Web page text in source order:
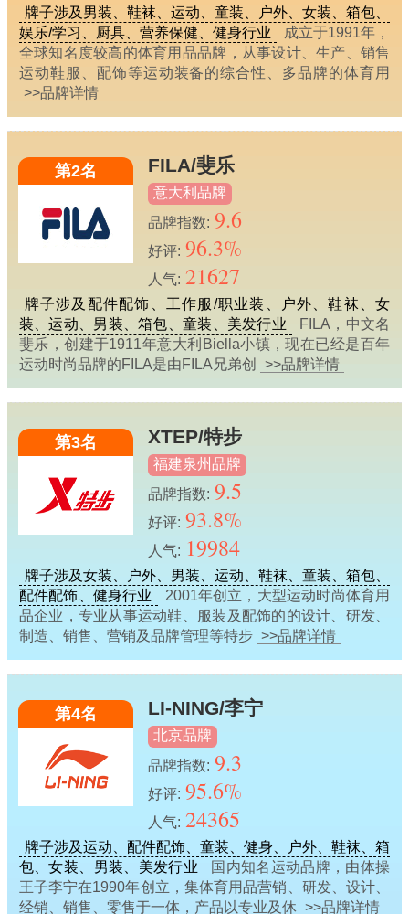
牌子涉及男装、鞋袜、运动、童装、户外、女装、箱包、
娱乐/学习、厨具、营养保健、健身行业
成立于1991年，
全球知名度较高的体育用品品牌，从事设计、生产、销售
运动鞋服、配饰等运动装备的综合性、多品牌的体育用
>>品牌详情
第2名 FILA/斐乐
意大利品牌
品牌指数: 9.6
好评: 96.3%
人气: 21627
牌子涉及配件配饰、工作服/职业装、户外、鞋袜、女
装、运动、男装、箱包、童装、美发行业
FILA，中文名
斐乐，创建于1911年意大利Biella小镇，现在已经是百年
运动时尚品牌的FILA是由FILA兄弟创
>>品牌详情
第3名 XTEP/特步
福建泉州品牌
品牌指数: 9.5
好评: 93.8%
人气: 19984
牌子涉及女装、户外、男装、运动、鞋袜、童装、箱包、
配件配饰、健身行业
2001年创立，大型运动时尚体育用
品企业，专业从事运动鞋、服装及配饰的的设计、研发、
制造、销售、营销及品牌管理等特步 >>品牌详情
第4名 LI-NING/李宁
北京品牌
品牌指数: 9.3
好评: 95.6%
人气: 24365
牌子涉及运动、配件配饰、童装、健身、户外、鞋袜、箱
包、女装、男装、美发行业
国内知名运动品牌，由体操
王子李宁在1990年创立，集体育用品营销、研发、设计、
经销、销售、零售于一体，产品以专业及休 >>品牌详情